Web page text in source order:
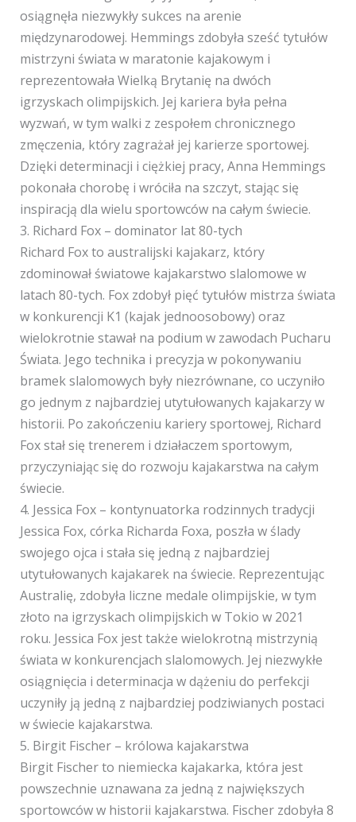
osiągnęła niezwykły sukces na arenie
międzynarodowej. Hemmings zdobyła sześć tytułów
mistrzyni świata w maratonie kajakowym i
reprezentowała Wielką Brytanię na dwóch
igrzyskach olimpijskich. Jej kariera była pełna
wyzwań, w tym walki z zespołem chronicznego
zmęczenia, który zagrażał jej karierze sportowej.
Dzięki determinacji i ciężkiej pracy, Anna Hemmings
pokonała chorobę i wróciła na szczyt, stając się
inspiracją dla wielu sportowców na całym świecie.
3. Richard Fox – dominator lat 80-tych
Richard Fox to australijski kajakarz, który
zdominował światowe kajakarstwo slalomowe w
latach 80-tych. Fox zdobył pięć tytułów mistrza świata
w konkurencji K1 (kajak jednoosobowy) oraz
wielokrotnie stawał na podium w zawodach Pucharu
Świata. Jego technika i precyzja w pokonywaniu
bramek slalomowych były niezrównane, co uczyniło
go jednym z najbardziej utytułowanych kajakarzy w
historii. Po zakończeniu kariery sportowej, Richard
Fox stał się trenerem i działaczem sportowym,
przyczyniając się do rozwoju kajakarstwa na całym
świecie.
4. Jessica Fox – kontynuatorka rodzinnych tradycji
Jessica Fox, córka Richarda Foxa, poszła w ślady
swojego ojca i stała się jedną z najbardziej
utytułowanych kajakarek na świecie. Reprezentując
Australię, zdobyła liczne medale olimpijskie, w tym
złoto na igrzyskach olimpijskich w Tokio w 2021
roku. Jessica Fox jest także wielokrotną mistrzynią
świata w konkurencjach slalomowych. Jej niezwykłe
osiągnięcia i determinacja w dążeniu do perfekcji
uczyniły ją jedną z najbardziej podziwianych postaci
w świecie kajakarstwa.
5. Birgit Fischer – królowa kajakarstwa
Birgit Fischer to niemiecka kajakarka, która jest
powszechnie uznawana za jedną z największych
sportowców w historii kajakarstwa. Fischer zdobyła 8